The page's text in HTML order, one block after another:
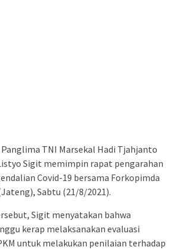
Panglima TNI Marsekal Hadi Tjahjanto
Sigit memimpin rapat pengarahan
Covid-19 bersama Forkopimda
Sabtu (21/8/2021).
Sigit menyatakan bahwa
kerap melaksanakan evaluasi
untuk melakukan penilaian terhadap